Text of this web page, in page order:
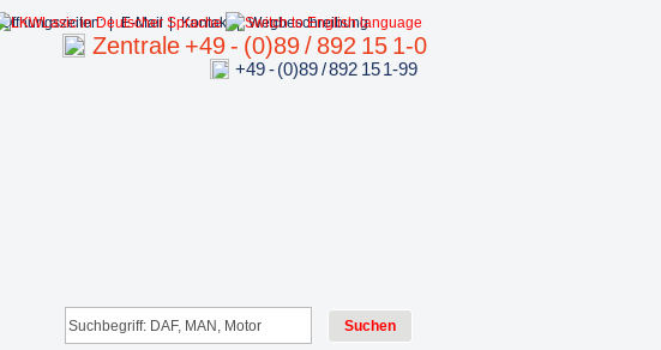
Wegbeschreibung
Kontakt |
E-Mail |
Öffnungszeiten: |
Zentrale +49 - (0)89 / 892 15 1-0
+49 - (0)89 / 892 15 1-99